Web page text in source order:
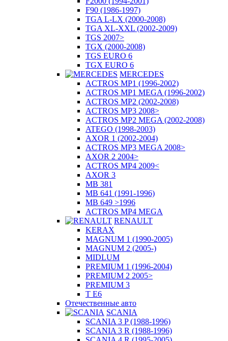
F90 (1986-1997)
TGA L-LX (2000-2008)
TGA XL-XXL (2002-2009)
TGS 2007>
TGX (2000-2008)
TGS EURO 6
TGX EURO 6
MERCEDES
ACTROS MP1 (1996-2002)
ACTROS MP1 MEGA (1996-2002)
ACTROS MP2 (2002-2008)
ACTROS MP3 2008>
ACTROS MP2 MEGA (2002-2008)
ATEGO (1998-2003)
AXOR 1 (2002-2004)
ACTROS MP3 MEGA 2008>
AXOR 2 2004>
ACTROS MP4 2009<
AXOR 3
MB 381
MB 641 (1991-1996)
MB 649 >1996
ACTROS MP4 MEGA
RENAULT
KERAX
MAGNUM 1 (1990-2005)
MAGNUM 2 (2005-)
MIDLUM
PREMIUM 1 (1996-2004)
PREMIUM 2 2005>
PREMIUM 3
T E6
Отечественные авто
SCANIA
SCANIA 3 P (1988-1996)
SCANIA 3 R (1988-1996)